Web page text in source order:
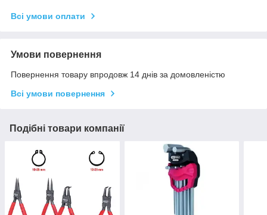
Всі умови оплати
Умови повернення
Повернення товару впродовж 14 днів за домовленістю
Всі умови повернення
Подібні товари компанії